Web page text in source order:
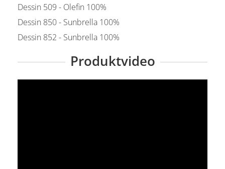
Dessin 509 - Olefin 100%
Dessin 850 - Sunbrella 100%
Dessin 852 - Sunbrella 100%
Produktvideo